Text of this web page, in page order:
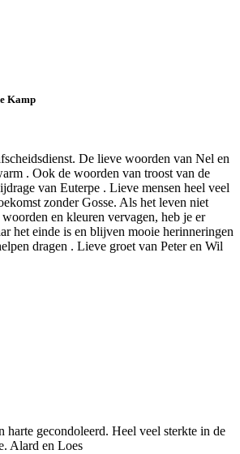
Kamp
De lieve woorden van Nel en
. Ook de woorden van troost van de
van Euterpe . Lieve mensen heel veel
zonder Gosse. Als het leven niet
en kleuren vervagen, heb je er
het einde is en blijven mooie herinneringen
dragen . Lieve groet van Peter en Wil
harte gecondoleerd. Heel veel sterkte in de
Alard en Loes